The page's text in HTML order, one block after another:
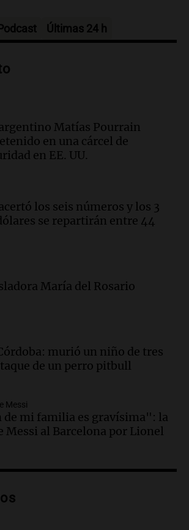
de su obra en Cadena 3
paso de Juan Pablo II: "Te
con la mirada"
Domingos
cordobés para los
la astronomía
Domingos
club de Irlanda
por hinchas argentinos
Domingos
regresa al país tras conflicto
asisten a senderista
de tobillo en refugio Doña
internacional sobre asma
Podcast Últimas 24 h
Matías Pourrain
en una cárcel de
en EE. UU.
los seis números y los 3
se repartirán entre 44
María del Rosario
murió un niño de tres
de un perro pitbull
Messi
de mi familia es gravísima": la
Messi al Barcelona por Lionel